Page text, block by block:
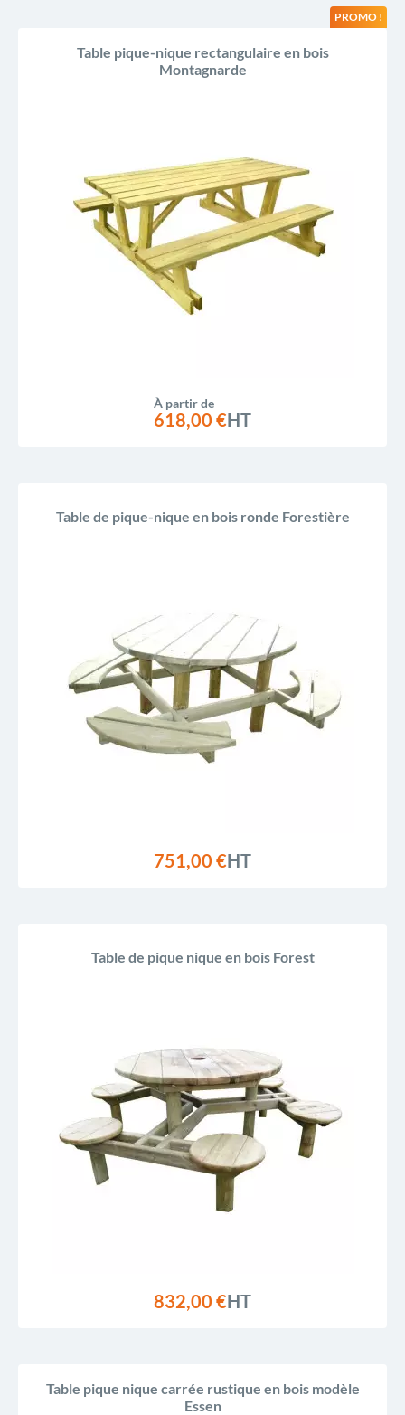
Table pique-nique rectangulaire en bois
Montagnarde
PROMO !
À partir de
618,00 €HT
Table de pique-nique en bois ronde Forestière
751,00 €HT
Table de pique nique en bois Forest
832,00 €HT
Table pique nique carrée rustique en bois modèle
Essen